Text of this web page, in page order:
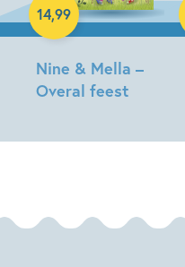
Nine & Mella –
Overal feest
Brudet,
14,99